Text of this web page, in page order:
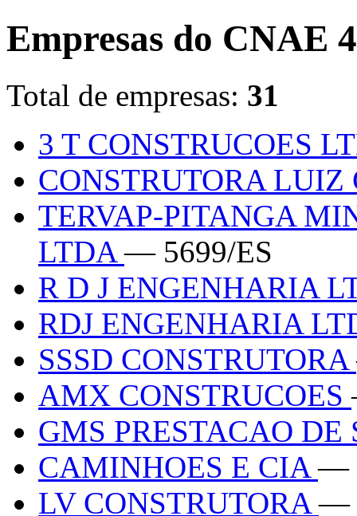
Empresas do CNAE
Total de empresas: 31
3 T CONSTRUCOES
CONSTRUTORA
TERVAP-PITANGA
LTDA— 5699/ES
R D J ENGENHARIA
RDJ ENGENHARIA
SSSD CONSTRUTORA
AMX CONSTRUCOES
GMS PRESTACAO
CAMINHOES E CIA—
LV CONSTRUTORA—